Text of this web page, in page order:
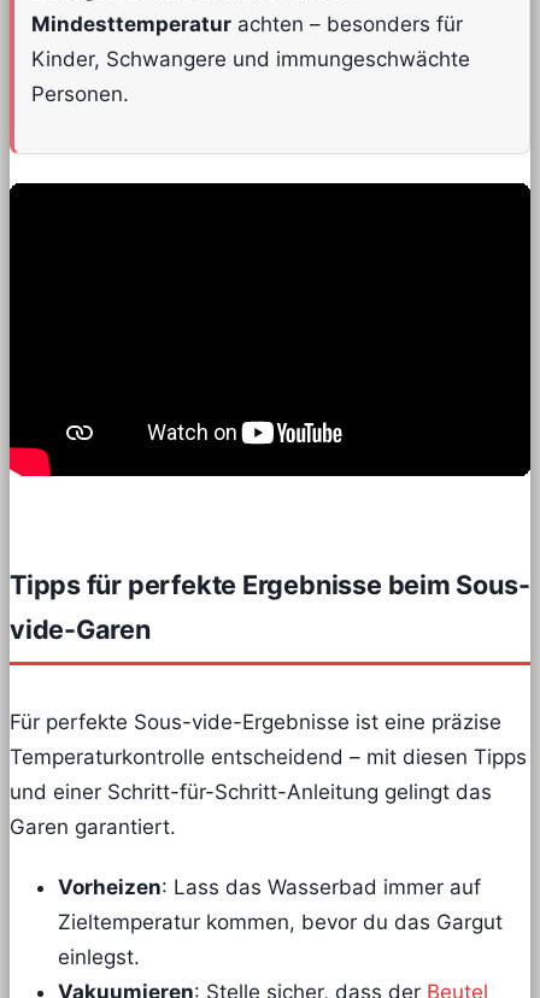
Mindesttemperatur achten – besonders für
Kinder, Schwangere und immungeschwächte
Personen.
Tipps für perfekte Ergebnisse beim Sous-
vide-Garen
Für perfekte Sous-vide-Ergebnisse ist eine präzise
Temperaturkontrolle entscheidend – mit diesen Tipps
und einer Schritt-für-Schritt-Anleitung gelingt das
Garen garantiert.
Vorheizen: Lass das Wasserbad immer auf
Zieltemperatur kommen, bevor du das Gargut
einlegst.
Vakuumieren: Stelle sicher, dass der Beutel